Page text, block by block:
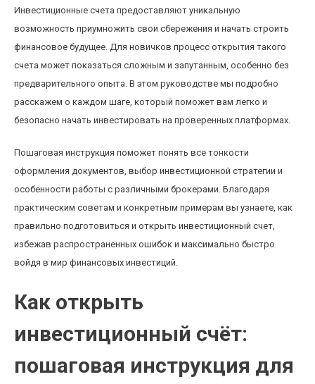
Инвестиционные счета предоставляют уникальную
возможность приумножить свои сбережения и начать строить
финансовое будущее. Для новичков процесс открытия такого
счета может показаться сложным и запутанным, особенно без
предварительного опыта. В этом руководстве мы подробно
расскажем о каждом шаге, который поможет вам легко и
безопасно начать инвестировать на проверенных платформах.
Пошаговая инструкция поможет понять все тонкости
оформления документов, выбор инвестиционной стратегии и
особенности работы с различными брокерами. Благодаря
практическим советам и конкретным примерам вы узнаете, как
правильно подготовиться и открыть инвестиционный счет,
избежав распространенных ошибок и максимально быстро
войдя в мир финансовых инвестиций.
Как открыть
инвестиционный счёт:
пошаговая инструкция для